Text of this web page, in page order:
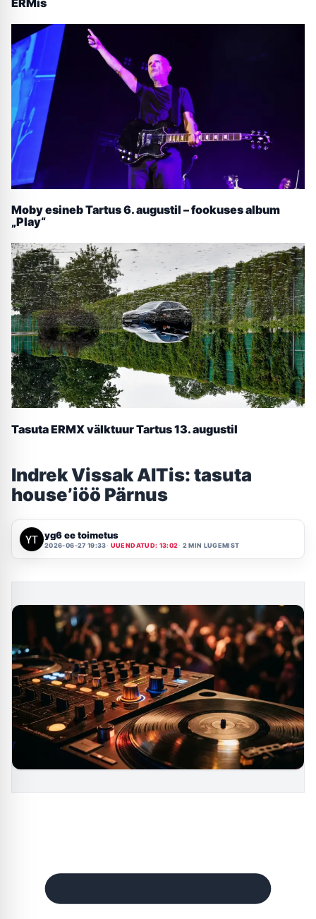
Moby esineb Tartus 6. augustil – fookuses album
„Play“
Tasuta ERMX välktuur Tartus 13. augustil
Indrek Vissak AITis: tasuta
house’iöö Pärnus
yg6 ee toimetus
2026-06-27 19:33 UUENDATUD: 13:02 2 MIN LUGEMIST